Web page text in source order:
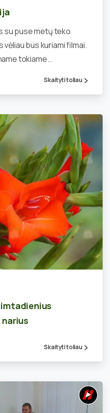
su puse metų teko
bus kuriami filmai.
tokiame...
Skaityti toliau
Skaityti toliau